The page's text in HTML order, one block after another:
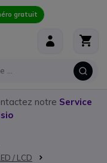
gratuit
notre Service
/ LCD